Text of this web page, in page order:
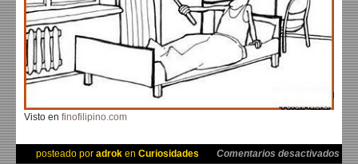
Visto en finofilipino.com
posteado por adrok en Curiosidades Comentarios desactivados en